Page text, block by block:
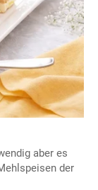
aber es
der